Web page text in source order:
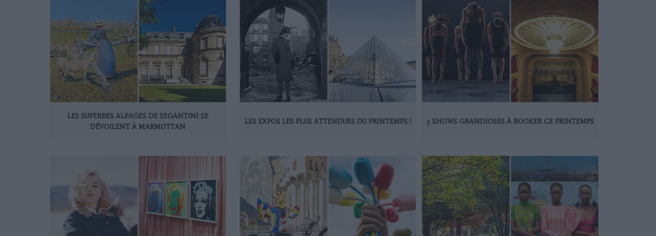
LES SUPERBES ALPAGES DE SEGANTINI SE
DÉVOILENT À MARMOTTAN
LES EXPOS LES PLUS ATTENDUES DU PRINTEMPS ! 3 SHOWS GRANDIOSES À BOOKER CE PRINTEMPS